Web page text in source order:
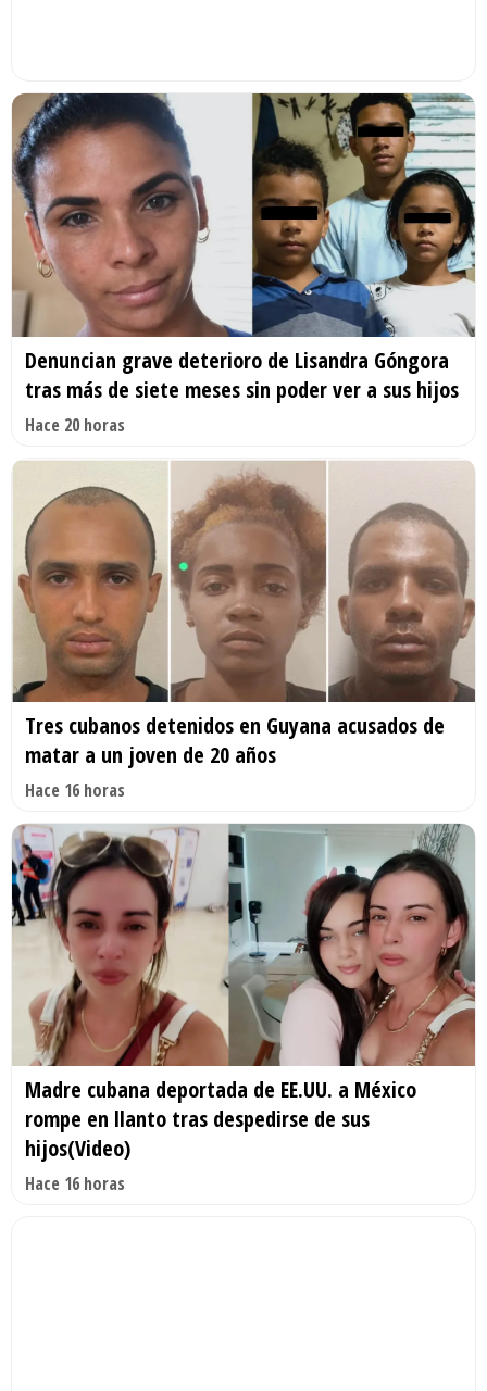
Denuncian grave deterioro de Lisandra Góngora
tras más de siete meses sin poder ver a sus hijos
Hace 20 horas
Tres cubanos detenidos en Guyana acusados de
matar a un joven de 20 años
Hace 16 horas
Madre cubana deportada de EE.UU. a México
rompe en llanto tras despedirse de sus
hijos(Video)
Hace 16 horas